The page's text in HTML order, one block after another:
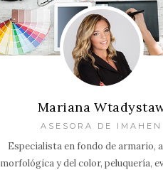
Mariana
ASESORA DE IMAHEN
Especialista en fondo de armario,
morfológica y del color, peluquería,